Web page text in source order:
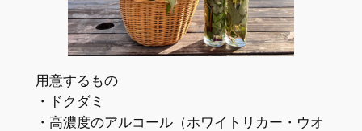
用意するもの
・ドクダミ
・高濃度のアルコール（ホワイトリカー・ウオ